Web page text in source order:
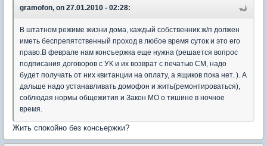
gramofon, on 27.01.2010 - 02:28:
В штатном режиме жизни дома, каждый собственник ж/п должен
иметь беспрепятственный проход в любое время суток и это его
право.В феврале нам консъержка еще нужна (решается вопрос
подписания договоров с УК и их возврат с печатью СМ, надо
будет получать от них квитанции на оплату, а ящиков пока нет. ). А
дальше надо устанавливать домофон и жить(ремонтироваться),
соблюдая нормы общежития и Закон МО о тишине в ночное
время.
Жить спокойно без консьержки?